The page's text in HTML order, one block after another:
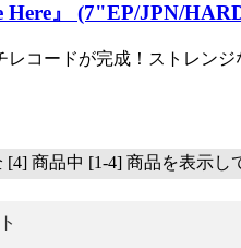
』 (7"EP/JPN/
コードが完成！ストレンジ
[4] 商品中 [1-4] 商品を表示し